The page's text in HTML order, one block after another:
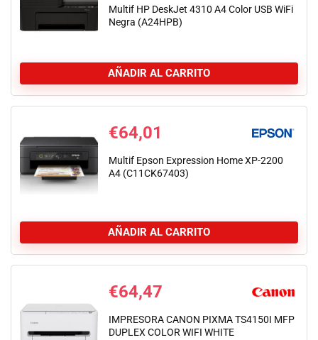
Multif HP DeskJet 4310 A4 Color USB WiFi
Negra (A24HPB)
AÑADIR AL CARRITO
€64,01
Multif Epson Expression Home XP-2200
A4 (C11CK67403)
AÑADIR AL CARRITO
€64,47
IMPRESORA CANON PIXMA TS4150I MFP
DUPLEX COLOR WIFI WHITE